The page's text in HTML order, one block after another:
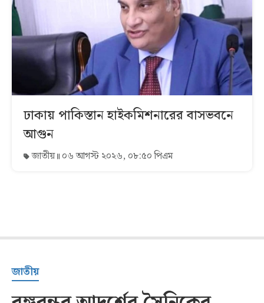
ঢাকায় পাকিস্তান হাইকমিশনারের বাসভবনে
আগুন
জাতীয় ০৬ আগস্ট ২০২৬, ০৮:৫০ পিএম
জাতীয়